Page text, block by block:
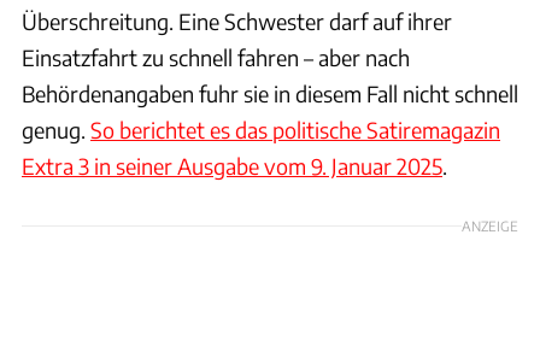
Überschreitung. Eine Schwester darf auf ihrer
Einsatzfahrt zu schnell fahren – aber nach
Behördenangaben fuhr sie in diesem Fall nicht schnell
genug. So berichtet es das politische Satiremagazin
Extra 3 in seiner Ausgabe vom 9. Januar 2025.
ANZEIGE